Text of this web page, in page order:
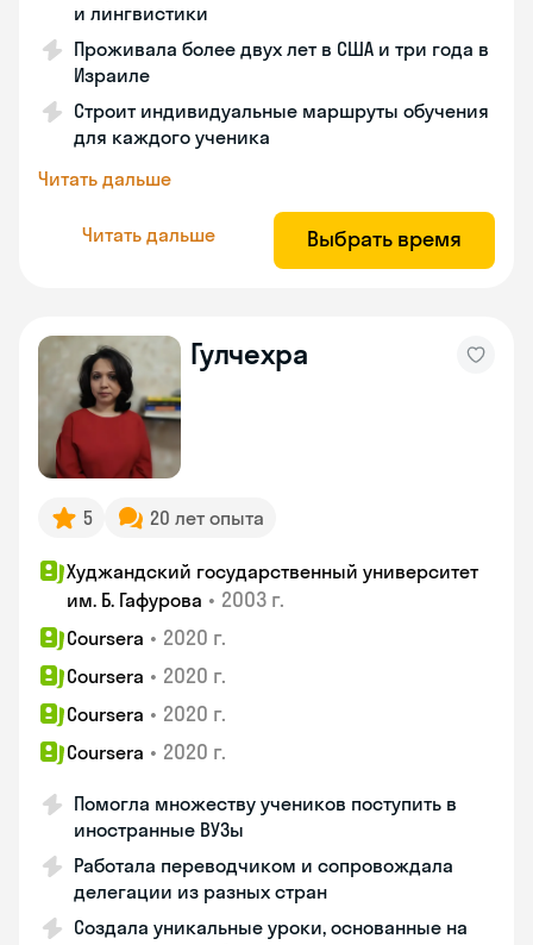
и лингвистики
Проживала более двух лет в США и три года в
Израиле
Строит индивидуальные маршруты обучения
для каждого ученика
Читать дальше
Читать дальше Выбрать время
Гулчехра
5 20 лет опыта
Худжандский государственный университет
им. Б. Гафурова • 2003 г.
Coursera • 2020 г.
Coursera • 2020 г.
Coursera • 2020 г.
Coursera • 2020 г.
Помогла множеству учеников поступить в
иностранные ВУЗы
Работала переводчиком и сопровождала
делегации из разных стран
Создала уникальные уроки, основанные на